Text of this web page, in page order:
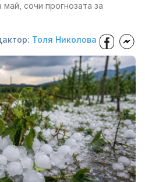
сочи прогнозата за
Толя Николова